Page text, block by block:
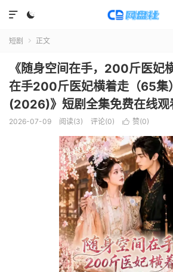


短剧  正文
《随身空间在手，200斤医妃
在手200斤医妃横着走（65集
(2026)》短剧全集免费在线观
2026-07-09 阅读(3) 评论(0)  赞(0)